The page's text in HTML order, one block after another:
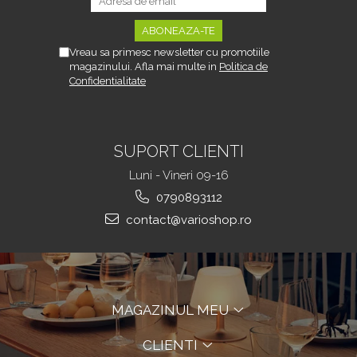
Vreau sa primesc newsletter cu promotiile
magazinului. Afla mai multe in Politica de
Confidentialitate
SUPORT CLIENTI
Luni - Vineri 09-16
0790893112
contact@varioshop.ro
MAGAZINUL MEU
CLIENTI